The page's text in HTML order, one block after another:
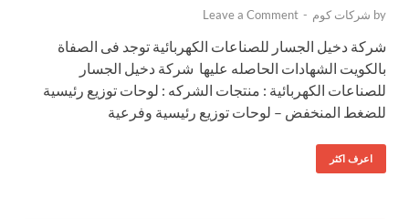
by شركات كوم -
Leave a Comment
شركة دخيل الجسار للصناعات الكهربائية توجد فى الصفاة
بالكويت الشهادات الحاصله عليها شركة دخيل الجسار
للصناعات الكهربائية : منتجات الشركه : لوحات توزيع رئيسية
للضغط المنخفض – لوحات توزيع رئيسية وفرعية
اعرف اكثر